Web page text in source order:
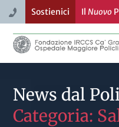
Sostienici Il Nuovo
News dal
Categoria: